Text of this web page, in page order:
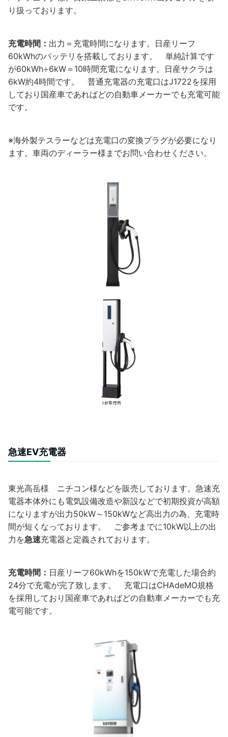
り扱っております。
充電時間： 出力＝充電時間になります。日産リーフ
60kWhのバッテリを搭載しております。 単純計算です
が60kWh÷6kW＝10時間充電になります。日産サクラは
6kW約4時間です。 普通充電器の充電口はJ1722を採用
しており国産車であればどの自動車メーカーでも充電可能
です。
※海外製テスラーなどは充電口の変換プラグが必要になり
ます。車両のディーラー様までお問い合わせください。
急速EV充電器
東光高岳様 ニチコン様などを販売しております。急速充
電器本体外にも電気設備改造や新設などで初期投資が高額
になりますが出力50kW～150kWなど高出力の為、充電時
間が短くなっております。 ご参考までに10kW以上の出
力を急速充電器と定義されております。
充電時間： 日産リーフ60kWhを150kWで充電した場合約
24分で充電が完了致します。 充電口はCHAdeMO規格
を採用しており国産車であればどの自動車メーカーでも充
電可能です。